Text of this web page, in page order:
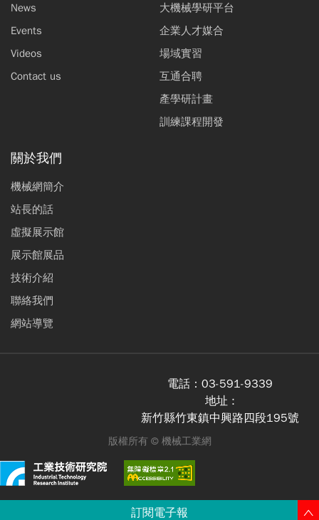
訂閱電子報
News
Events
Videos
Contact us
大機械學研平台
企業人才媒合
場域實習
互通合聘
產學研計畫
訓練課程開發
關於我們
機械網簡介
站長的話
虛擬展示館
展示館展品
技術介紹
聯絡我們
網站導覽
電話： 03-591-9339
地址 :
新竹縣竹東鎮中興路四段195號
版權所有 © 機械工業網